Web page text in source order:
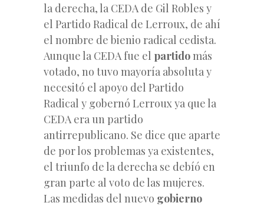
la derecha, la CEDA de Gil Robles y
el Partido Radical de Lerroux, de ahí
el nombre de bienio radical cedista.
Aunque la CEDA fue el partidomás
votado, no tuvo mayoría absoluta y
necesitó el apoyo del Partido
Radical y gobernó Lerroux ya que la
CEDA era un partido
antirrepublicano. Se dice que aparte
de por los problemas ya existentes,
el triunfo de la derecha se debíó en
gran parte al voto de las mujeres.
Las medidas del nuevo gobierno